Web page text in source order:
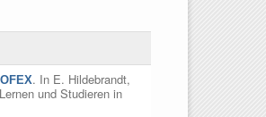
. In E. Hildebrandt,
und Studieren in